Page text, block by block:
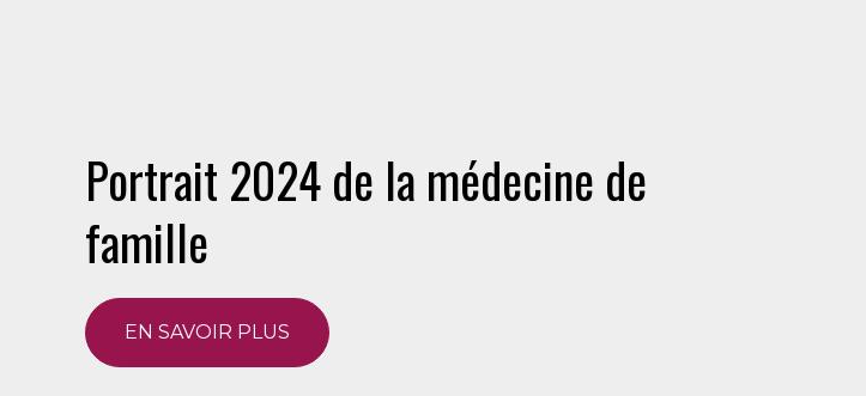
Portrait 2024 de la médecine de
famille
EN SAVOIR PLUS